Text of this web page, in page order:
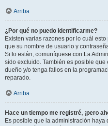
Arriba
¿Por qué no puedo identificarme?
Existen varias razones por lo cuál
que su nombre de usuario y
Si lo están, comuníquese con La
sido excluido. También es posible
dueño y/o tenga fallos en la
reparado.
Arriba
Hace un tiempo me registré, ¡pero
Es posible que la administración